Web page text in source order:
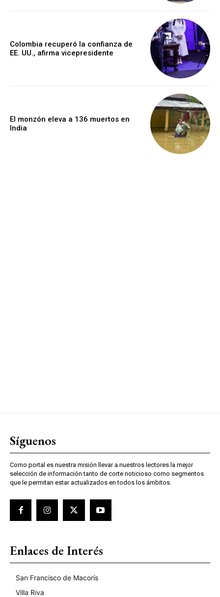
Colombia recuperó la confianza de
EE. UU., afirma vicepresidente
El monzón eleva a 136 muertos en
India
Síguenos
Como portal es nuestra misión llevar a nuestros lectores la mejor
selección de información tanto de corte noticioso como segmentos
que le permitan estar actualizados en todos los ámbitos.
Enlaces de Interés
San Francisco de Macorís
Villa Riva